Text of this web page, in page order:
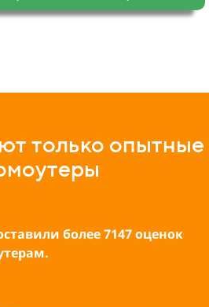
только опытные
более 7147 оценок